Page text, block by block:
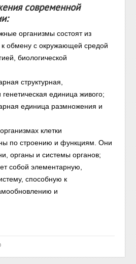
современной
организмы состоят из
к обмену с окружающей средой
биологической
структурная,
единица живого;
единица размножения и
клетки
по строению и функциям. Они
органы и системы органов;
собой элементарную,
способную к
и